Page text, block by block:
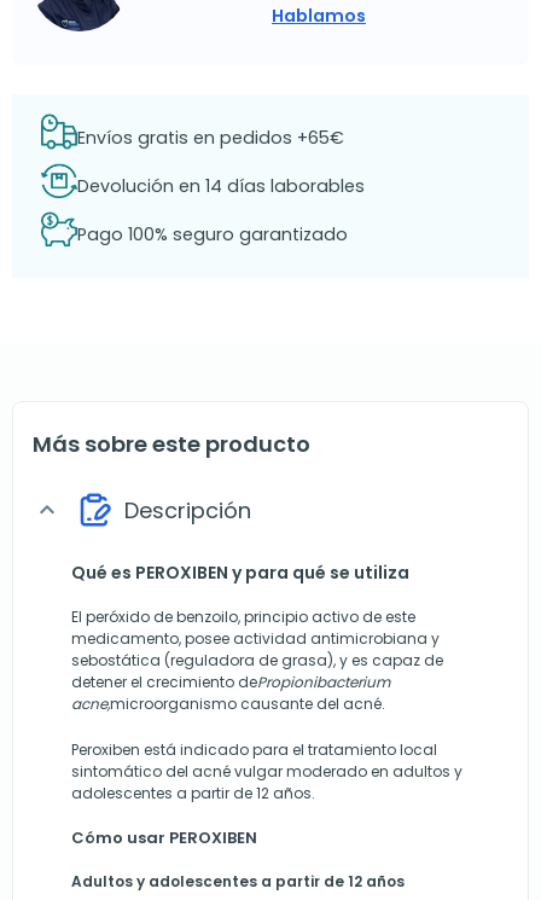
Hablamos
Envíos gratis en pedidos +65€
Devolución en 14 días laborables
Pago 100% seguro garantizado
Más sobre este producto
expand_more Descripción
Qué es PEROXIBEN y para qué se utiliza
El peróxido de benzoilo, principio activo de este
medicamento, posee actividad antimicrobiana y
sebostática (reguladora de grasa), y es capaz de
detener el crecimiento dePropionibacterium
acne,microorganismo causante del acné.
Peroxiben está indicado para el tratamiento local
sintomático del acné vulgar moderado en adultos y
adolescentes a partir de 12 años.
Cómo usar PEROXIBEN
Adultos y adolescentes a partir de 12 años